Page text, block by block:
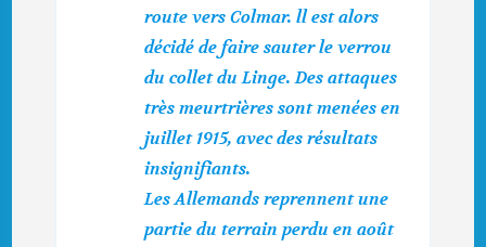
route vers Colmar. ll est alors
décidé de faire sauter le verrou
du collet du Linge. Des attaques
très meurtrières sont menées en
juillet 1915, avec des résultats
insignifiants.
Les Allemands reprennent une
partie du terrain perdu en août